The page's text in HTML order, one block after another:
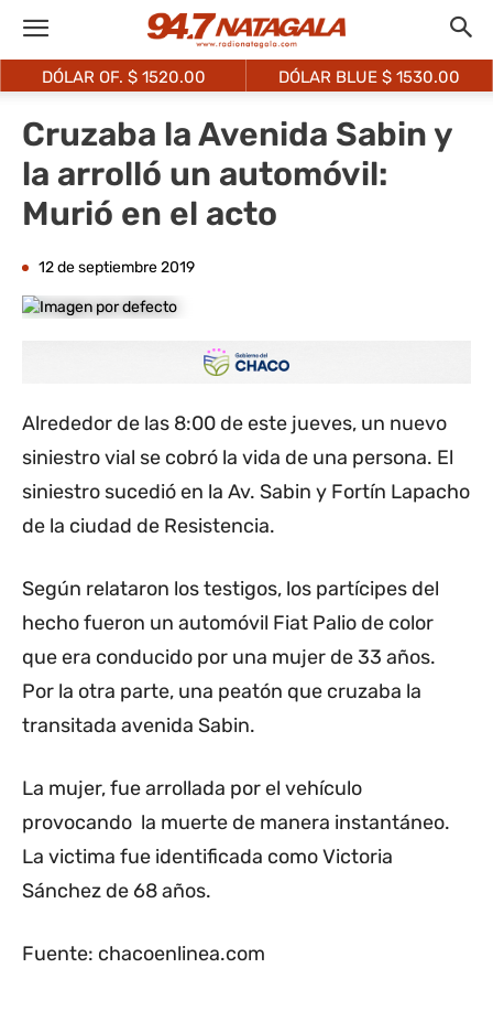
DÓLAR OF. $ 1520.00 DÓLAR BLUE $ 1530.00
Cruzaba la Avenida Sabin y
la arrolló un automóvil:
Murió en el acto
12 de septiembre 2019
Alrededor de las 8:00 de este jueves, un nuevo
siniestro vial se cobró la vida de una persona. El
siniestro sucedió en la Av. Sabin y Fortín Lapacho
de la ciudad de Resistencia.
Según relataron los testigos, los partícipes del
hecho fueron un automóvil Fiat Palio de color
que era conducido por una mujer de 33 años.
Por la otra parte, una peatón que cruzaba la
transitada avenida Sabin.
La mujer, fue arrollada por el vehículo
provocando la muerte de manera instantáneo.
La victima fue identificada como Victoria
Sánchez de 68 años.
Fuente: chacoenlinea.com